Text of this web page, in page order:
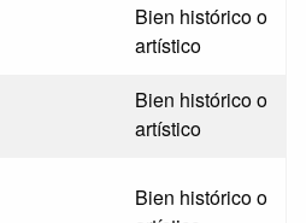
Bien histórico o
artístico
Bien histórico o
artístico
Bien histórico o